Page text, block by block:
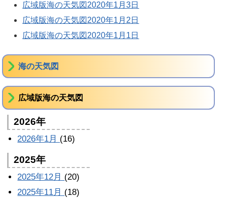
広域版海の天気図2020年1月3日
広域版海の天気図2020年1月2日
広域版海の天気図2020年1月1日
海の天気図
広域版海の天気図
2026年
2026年1月 (16)
2025年
2025年12月 (20)
2025年11月 (18)